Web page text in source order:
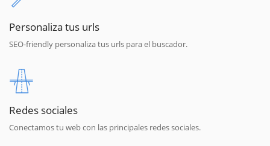
Personaliza tus urls
SEO-friendly personaliza tus urls para el buscador.
Redes sociales
Conectamos tu web con las principales redes sociales.